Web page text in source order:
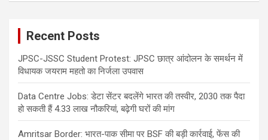
Recent Posts
JPSC-JSSC Student Protest: JPSC छात्र आंदोलन के समर्थन में
विधायक जयराम महतो का निर्जला उपवास
Data Centre Jobs: डेटा सेंटर बदलेंगे भारत की तस्वीर, 2030 तक पैदा
हो सकती हैं 4.33 लाख नौकरियां, बढ़ेगी घरों की मांग
Amritsar Border: भारत-पाक सीमा पर BSF की बड़ी कार्रवाई, फेंस की